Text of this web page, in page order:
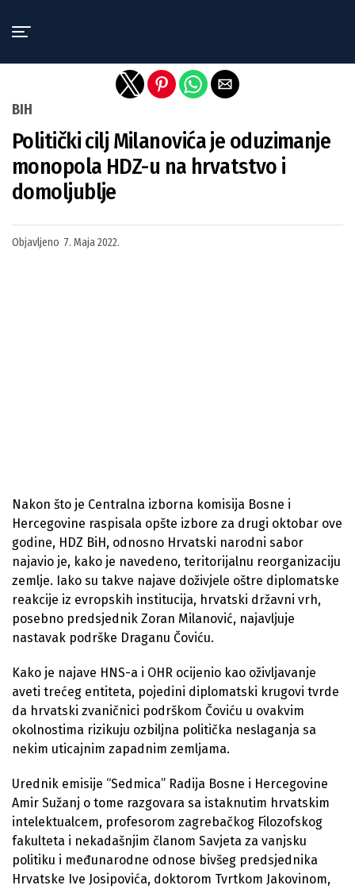
BIH
Politički cilj Milanovića je oduzimanje
monopola HDZ-u na hrvatstvo i
domoljublje
Objavljeno 7. Maja 2022.
Nakon što je Centralna izborna komisija Bosne i
Hercegovine raspisala opšte izbore za drugi oktobar ove
godine, HDZ BiH, odnosno Hrvatski narodni sabor
najavio je, kako je navedeno, teritorijalnu reorganizaciju
zemlje. Iako su takve najave doživjele oštre diplomatske
reakcije iz evropskih institucija, hrvatski državni vrh,
posebno predsjednik Zoran Milanović, najavljuje
nastavak podrške Draganu Čoviću.
Kako je najave HNS-a i OHR ocijenio kao oživljavanje
aveti trećeg entiteta, pojedini diplomatski krugovi tvrde
da hrvatski zvaničnici podrškom Čoviću u ovakvim
okolnostima rizikuju ozbiljna politička neslaganja sa
nekim uticajnim zapadnim zemljama.
Urednik emisije “Sedmica” Radija Bosne i Hercegovine
Amir Sužanj o tome razgovara sa istaknutim hrvatskim
intelektualcem, profesorom zagrebačkog Filozofskog
fakulteta i nekadašnjim članom Savjeta za vanjsku
politiku i međunarodne odnose bivšeg predsjednika
Hrvatske Ive Josipovića, doktorom Tvrtkom Jakovinom,